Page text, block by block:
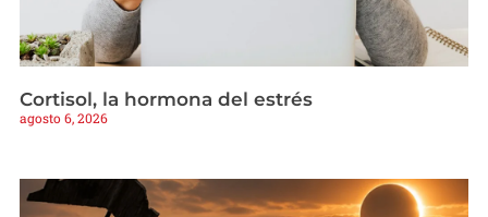
Cortisol, la hormona del estrés
agosto 6, 2026